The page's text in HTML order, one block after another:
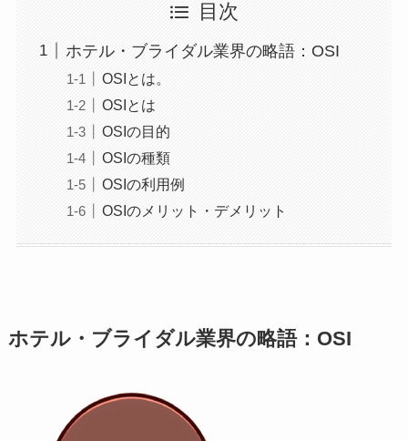
目次
ホテル・ブライダル業界の略語：OSI
OSIとは。
OSIとは
OSIの目的
OSIの種類
OSIの利用例
OSIのメリット・デメリット
ホテル・ブライダル業界の略語：OSI